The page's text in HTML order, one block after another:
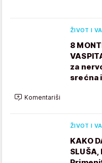
ŽIVOT I
8
za
srećna
Komentariši
ŽIVOT I
KAKO
SLUŠA,